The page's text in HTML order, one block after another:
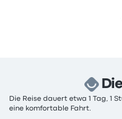
Die Reise dauert etwa 1 Tag, 1
eine komfortable Fahrt.